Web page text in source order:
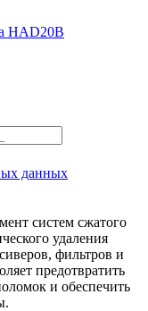
HAD20B
данных
систем сжатого
удаления
фильтров и
предотвратить
и обеспечить